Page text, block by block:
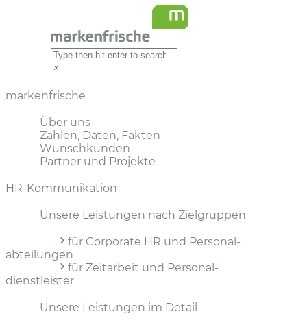
markenfrische
Über uns
Zahlen, Daten, Fakten
Wunschkunden
Partner und Projekte
HR-Kommunikation
Unsere Leistungen nach Zielgruppen
für Corporate HR und Personal­
abteilungen
für Zeitarbeit und Personal­
dienstleister
Unsere Leistungen im Detail